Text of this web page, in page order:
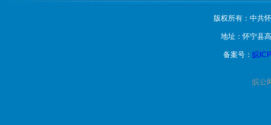
版权所有：中共
地址：怀宁县
备案号： 皖
皖公